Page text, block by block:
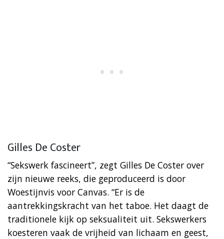
Gilles De Coster
“Sekswerk fascineert”, zegt Gilles De Coster over
zijn nieuwe reeks, die geproduceerd is door
Woestijnvis voor Canvas. “Er is de
aantrekkingskracht van het taboe. Het daagt de
traditionele kijk op seksualiteit uit. Sekswerkers
koesteren vaak de vrijheid van lichaam en geest,